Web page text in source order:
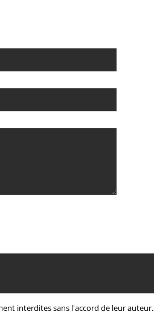
interdites sans l'accord de leur auteur.